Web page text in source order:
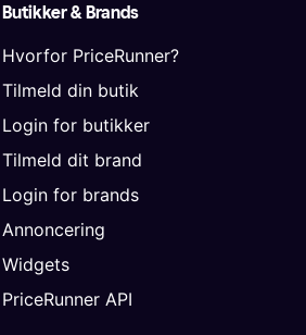
Butikker & Brands
Hvorfor PriceRunner?
Tilmeld din butik
Login for butikker
Tilmeld dit brand
Login for brands
Annoncering
Widgets
PriceRunner API